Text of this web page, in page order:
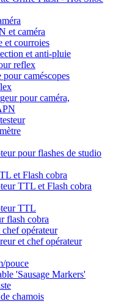
et caméra
et courroies
et anti-pluie
reflex
caméscopes
pour caméra,
pour flashes de studio
et Flash cobra
TTL et Flash cobra
TTL
flash cobra
opérateur
et chef opérateur
pouce
'Sausage Markers'
chamois